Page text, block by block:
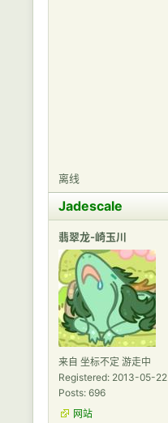
离线
Jadescale
翡翠龙-崎玉川
来自 坐标不定 游走中
Registered: 2013-05-22
Posts: 696
网站